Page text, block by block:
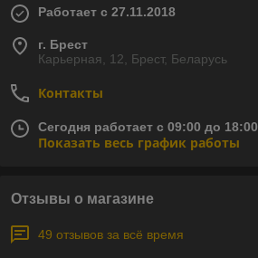
Работает с 27.11.2018
г. Брест
Карьерная, 12, Брест, Беларусь
Контакты
Сегодня работает с 09:00 до 18:00
Показать весь график работы
Отзывы о магазине
49 отзывов за всё время